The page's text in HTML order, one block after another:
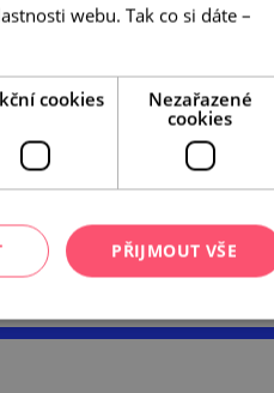
webu. Tak co si dáte –
cookies
Nezařazené
cookies
PŘIJMOUT VŠE